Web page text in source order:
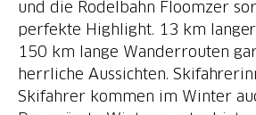
und die Rodelbahn Floomzer
perfekte Highlight. 13 km
150 km lange Wanderrouten
herrliche Aussichten.
Skifahrer kommen im Winter